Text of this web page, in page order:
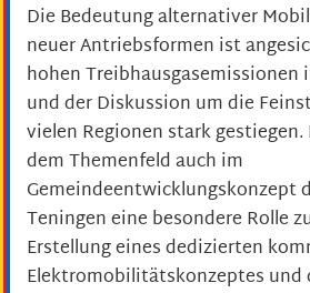
Die Bedeutung alternativer
neuer Antriebsformen ist
hohen Treibhausgasemissionen
und der Diskussion um die
vielen Regionen stark
dem Themenfeld auch im
Gemeindeentwicklungskonzept
Teningen eine besondere Rolle
Erstellung eines dedizierten
Elektromobilitätskonzeptes und